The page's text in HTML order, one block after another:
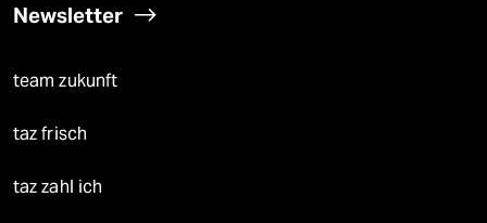
Newsletter
team zukunft
taz frisch
taz zahl ich